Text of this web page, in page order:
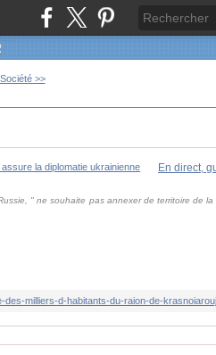
Société >>
" ne souhaite pas annexer de territoire de